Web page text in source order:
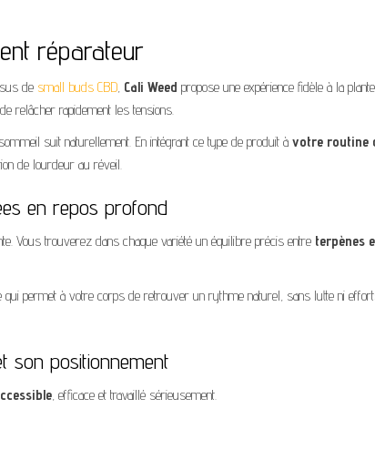
réparateur
de small buds CBD Cali Weed propose une expérience fidèle à la
relâcher rapidement les tensions.
suit naturellement. En intégrant ce type de produit à votre routine
de lourdeur au réveil.
en repos profond
Vous trouverez dans chaque variété un équilibre précis entre terpènes
permet à votre corps de retrouver un rythme naturel, sans lutte ni
son positionnement
, efficace et travaillé sérieusement.